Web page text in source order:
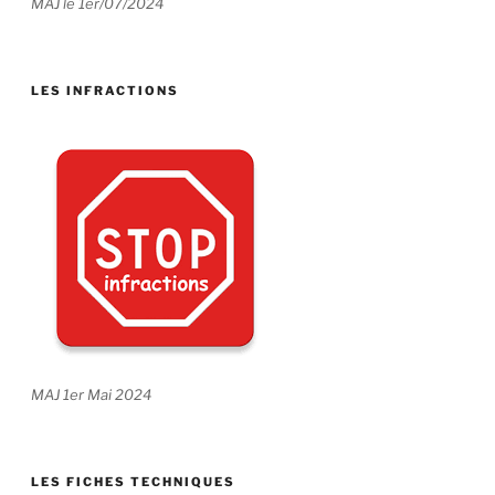
MAJ le 1er/07/2024
LES INFRACTIONS
MAJ 1er Mai 2024
LES FICHES TECHNIQUES